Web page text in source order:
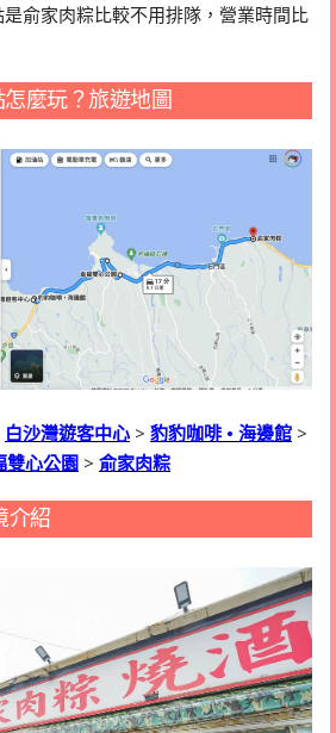
俞家肉粽比較不用排隊，營業時間比
麼玩？旅遊地圖
白沙灣遊客中心 > 豹豹咖啡 • 海邊館 >
雙心公園 > 俞家肉粽
介紹